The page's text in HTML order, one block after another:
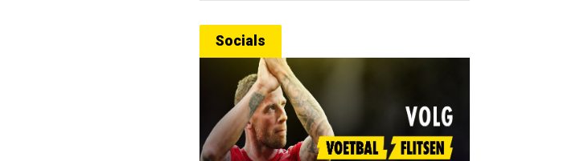
Socials